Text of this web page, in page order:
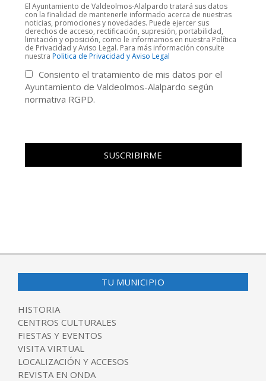
El Ayuntamiento de Valdeolmos-Alalpardo tratará sus datos
con la finalidad de mantenerle informado acerca de nuestras
noticias, promociones y novedades. Puede ejercer sus
derechos de acceso, rectificación, supresión, portabilidad,
limitación y oposición, como le informamos en nuestra Política
de Privacidad y Aviso Legal. Para más información consulte
nuestra Politica de Privacidad y Aviso Legal
Consiento el tratamiento de mis datos por el
Ayuntamiento de Valdeolmos-Alalpardo según
normativa RGPD.
TU MUNICIPIO
HISTORIA
CENTROS CULTURALES
FIESTAS Y EVENTOS
VISITA VIRTUAL
LOCALIZACIÓN Y ACCESOS
REVISTA EN ONDA